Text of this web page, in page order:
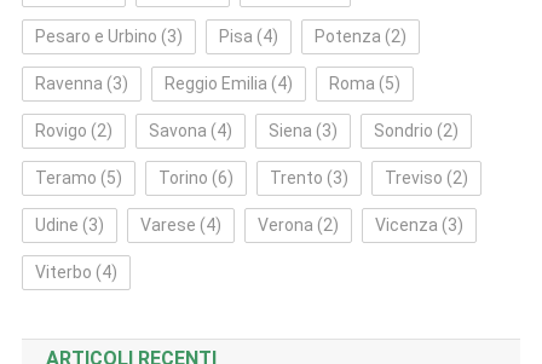
Pesaro e Urbino (3) Pisa (4) Potenza (2)
Ravenna (3) Reggio Emilia (4) Roma (5)
Rovigo (2) Savona (4) Siena (3) Sondrio (2)
Teramo (5) Torino (6) Trento (3) Treviso (2)
Udine (3) Varese (4) Verona (2) Vicenza (3)
Viterbo (4)
ARTICOLI RECENTI